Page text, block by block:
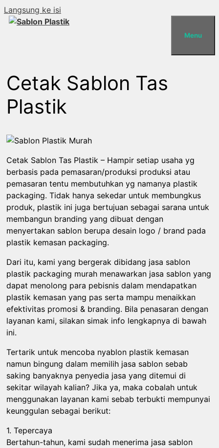
Langsung ke isi
Menu
Cetak Sablon Tas
Plastik
Cetak Sablon Tas Plastik – Hampir setiap usaha yg
berbasis pada pemasaran/produksi produksi atau
pemasaran tentu membutuhkan yg namanya plastik
packaging. Tidak hanya sekedar untuk membungkus
produk, plastik ini juga bertujuan sebagai sarana untuk
membangun branding yang dibuat dengan
menyertakan sablon berupa desain logo / brand pada
plastik kemasan packaging.
Dari itu, kami yang bergerak dibidang jasa sablon
plastik packaging murah menawarkan jasa sablon yang
dapat menolong para pebisnis dalam mendapatkan
plastik kemasan yang pas serta mampu menaikkan
efektivitas promosi & branding. Bila penasaran dengan
layanan kami, silakan simak info lengkapnya di bawah
ini.
Tertarik untuk mencoba nyablon plastik kemasan
namun bingung dalam memilih jasa sablon sebab
saking banyaknya penyedia jasa yang ditemui di
sekitar wilayah kalian? Jika ya, maka cobalah untuk
menggunakan layanan kami sebab terbukti mempunyai
keunggulan sebagai berikut:
1. Tepercaya
Bertahun-tahun, kami sudah menerima jasa sablon